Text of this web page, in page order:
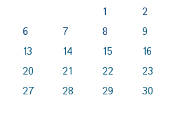
1
2
6 7 8
9
13 14 15
16
20 21 22
23
27 28 29
30